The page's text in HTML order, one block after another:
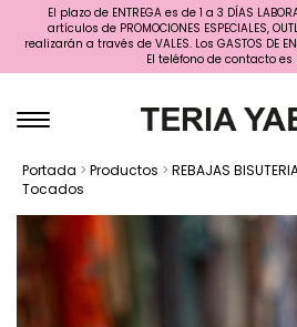
El plazo de ENTREGA es de 1 a 3 DÍAS
artículos de PROMOCIONES ESPECIALES,
realizarán a través de VALES. Los GASTOS DE
El teléfono de contacto es
Portada > Productos > REBAJAS
Tocados